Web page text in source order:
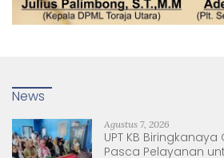
News
Agustus 7, 2026
UPT KB
Pasca Pelayanan